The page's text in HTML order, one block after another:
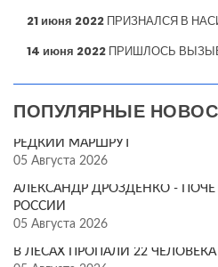
21 июня 2022 ПРИЗНАЛСЯ В
14 июня 2022 ПРИШЛОСЬ
ПОПУЛЯРНЫЕ
РЕДКИЙ МАРШРУТ
05 Августа 2026
АЛЕКСАНДР ДРОЗДЕНКО -
РОССИИ
05 Августа 2026
В ЛЕСАХ ПРОПАЛИ 22 ЧЕЛОВЕКА